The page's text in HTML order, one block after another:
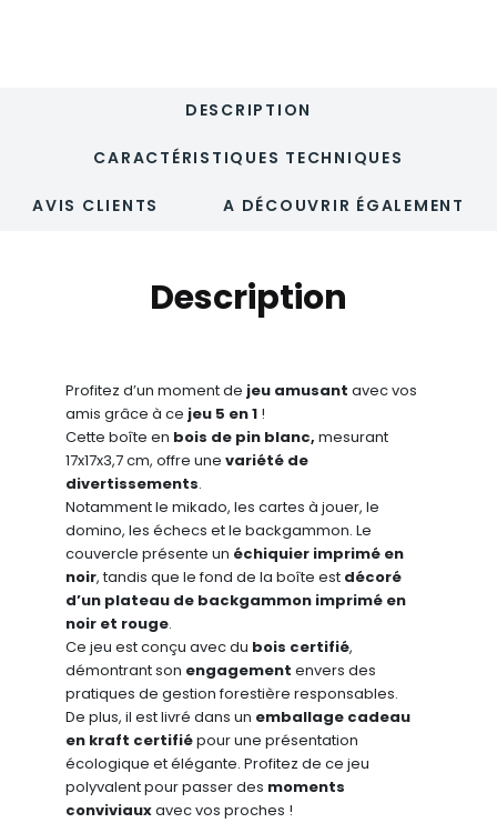
DESCRIPTION
CARACTÉRISTIQUES TECHNIQUES
AVIS CLIENTS A DÉCOUVRIR ÉGALEMENT
Description
Profitez d’un moment de jeu amusant avec vos
amis grâce à ce jeu 5 en 1 !
Cette boîte en bois de pin blanc, mesurant
17x17x3,7 cm, offre une variété de
divertissements.
Notamment le mikado, les cartes à jouer, le
domino, les échecs et le backgammon. Le
couvercle présente un échiquier imprimé en
noir, tandis que le fond de la boîte est décoré
d’un plateau de backgammon imprimé en
noir et rouge.
Ce jeu est conçu avec du bois certifié,
démontrant son engagement envers des
pratiques de gestion forestière responsables.
De plus, il est livré dans un emballage cadeau
en kraft certifiépour une présentation
écologique et élégante. Profitez de ce jeu
polyvalent pour passer des moments
conviviauxavec vos proches !